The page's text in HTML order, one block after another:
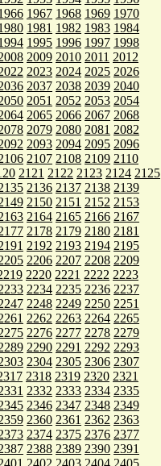
1967 1968 1969 1970
1981 1982 1983 1984
1995 1996 1997 1998
2009 2010 2011 2012
2023 2024 2025 2026
2037 2038 2039 2040
2051 2052 2053 2054
2065 2066 2067 2068
2079 2080 2081 2082
2093 2094 2095 2096
2107 2108 2109 2110
2121 2122 2123 2124 2125
2136 2137 2138 2139
2150 2151 2152 2153
2164 2165 2166 2167
2178 2179 2180 2181
2192 2193 2194 2195
2206 2207 2208 2209
2220 2221 2222 2223
2234 2235 2236 2237
2248 2249 2250 2251
2262 2263 2264 2265
2276 2277 2278 2279
2290 2291 2292 2293
2304 2305 2306 2307
2318 2319 2320 2321
2332 2333 2334 2335
2346 2347 2348 2349
2360 2361 2362 2363
2374 2375 2376 2377
2388 2389 2390 2391
2402 2403 2404 2405